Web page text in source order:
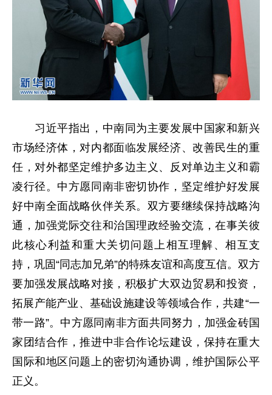
习近平指出，中南同为主要发展中国家和新兴
市场经济体，对内都面临发展经济、改善民生的重
任，对外都坚定维护多边主义、反对单边主义和霸
凌行径。中方愿同南非密切协作，坚定维护好发展
好中南全面战略伙伴关系。双方要继续保持战略沟
通，加强党际交往和治国理政经验交流，在事关彼
此核心利益和重大关切问题上相互理解、相互支
持，巩固“同志加兄弟”的特殊友谊和高度互信。双方
要加强发展战略对接，积极扩大双边贸易和投资，
拓展产能产业、基础设施建设等领域合作，共建“一
带一路”。中方愿同南非方面共同努力，加强金砖国
家团结合作，推进中非合作论坛建设，保持在重大
国际和地区问题上的密切沟通协调，维护国际公平
正义。